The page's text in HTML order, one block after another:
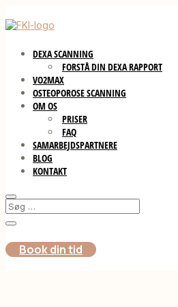
DEXA SCANNING
FORSTÅ DIN DEXA RAPPORT
VO2MAX
OSTEOPOROSE SCANNING
OM OS
PRISER
FAQ
SAMARBEJDSPARTNERE
BLOG
KONTAKT
Book din tid